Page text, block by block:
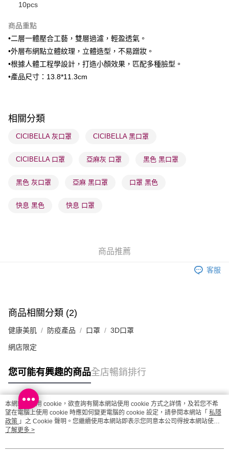
送貨方式
順豐自助櫃 - 確認發貨後1-3個工作天送達
每筆HK$65.00，滿HK$300.00或以上免運費
確認發貨後1-3 工作天送達，訂單將隨機分配至SF順豐速運或京東
物流公司進行物流配送
取。逾期會取消訂單，並不會安排重寄
10pcs
商品重點
•二層一體壓合工藝，雙層過濾，輕盈透氣。
•外層布網點立體紋理，立體造型，不易蹭妝。
•根據人體工程學設計，打造小顏效果，匹配多種臉型。
•產品尺寸：13.8*11.3cm
相關分類
CICIBELLA 灰口罩 CICIBELLA 黑口罩
CICIBELLA 口罩 亞麻灰 口罩 黑色 黑口罩
黑色 灰口罩 亞麻 黑口罩 口罩 黑色
快息 黑色 快息 口罩
商品推薦
客服
商品相關分類 (2)
健康美肌 防疫產品 口罩 3D口罩
網店限定
您可能有興趣的商品全店暢銷排行
熱門標籤
熱銷排行
本網站中使用 cookie，欲查詢有關本網站使用 cookie 方式之詳情，及若您不希
望在電腦上使用 cookie 時應如何變更電腦的 cookie 設定，請參閱本網站「 私隱
政策 」之 Cookie 聲明。您繼續使用本網站即表示您同意本公司得按本網站使用
條款之 Cookie 聲明使用 cookie。
了解更多 >